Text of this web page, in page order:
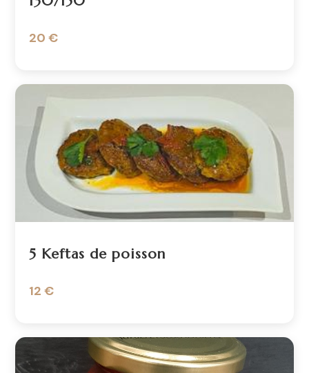
20 €
5 Keftas de poisson
12 €